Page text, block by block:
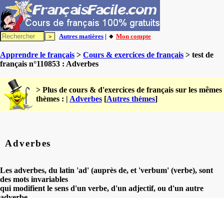
Autres matières | 🔸 Mon compte
Apprendre le français > Cours & exercices de français > test de
français n°110853 : Adverbes
> Plus de cours & d'exercices de français sur les mêmes
thèmes : | Adverbes [Autres thèmes]
Adverbes
Les adverbes, du latin 'ad' (auprès de, et 'verbum' (verbe), sont
des mots invariables
qui modifient le sens d'un verbe, d'un adjectif, ou d'un autre